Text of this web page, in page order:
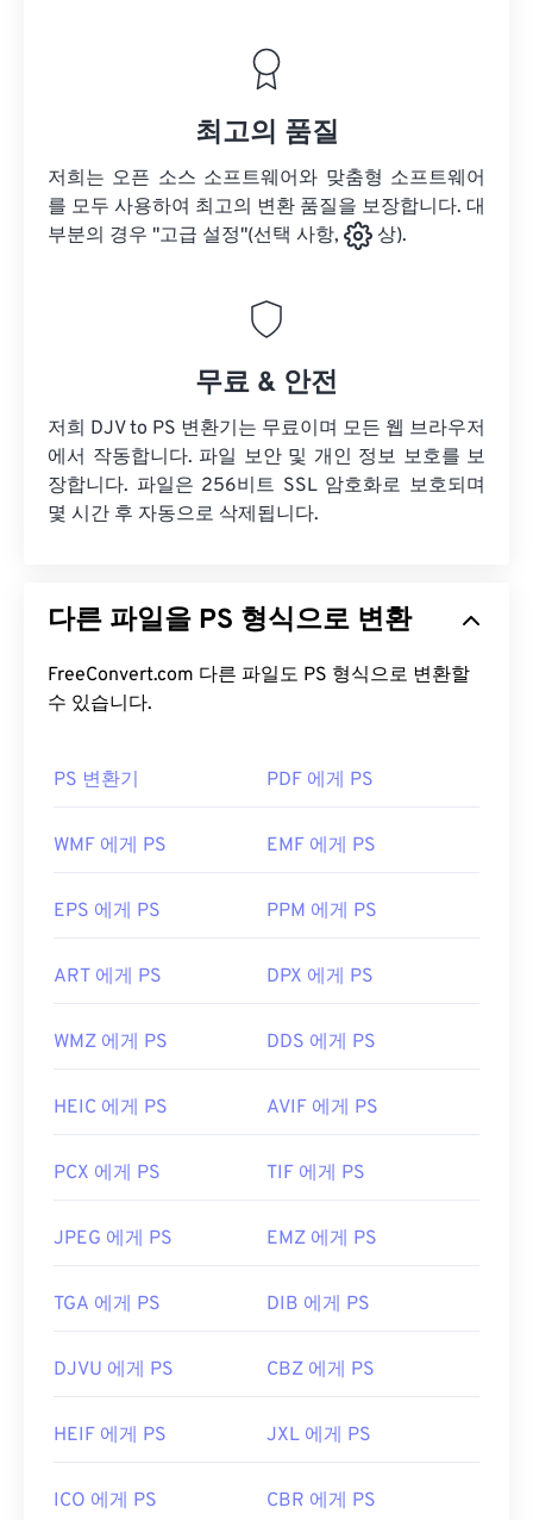
최고의 품질
저희는 오픈 소스 소프트웨어와 맞춤형 소프트웨어
를 모두 사용하여 최고의 변환 품질을 보장합니다. 대
부분의 경우 "고급 설정"(선택 사항,
상).
무료 & 안전
저희 DJV to PS 변환기는 무료이며 모든 웹 브라우저
에서 작동합니다. 파일 보안 및 개인 정보 보호를 보
장합니다. 파일은 256비트 SSL 암호화로 보호되며
몇 시간 후 자동으로 삭제됩니다.
다른 파일을 PS 형식으로 변환
FreeConvert.com 다른 파일도 PS 형식으로 변환할
수 있습니다.
PS 변환기 PDF 에게 PS
WMF 에게 PS EMF 에게 PS
EPS 에게 PS PPM 에게 PS
ART 에게 PS DPX 에게 PS
WMZ 에게 PS DDS 에게 PS
HEIC 에게 PS AVIF 에게 PS
PCX 에게 PS TIF 에게 PS
JPEG 에게 PS EMZ 에게 PS
TGA 에게 PS DIB 에게 PS
DJVU 에게 PS CBZ 에게 PS
HEIF 에게 PS JXL 에게 PS
ICO 에게 PS CBR 에게 PS